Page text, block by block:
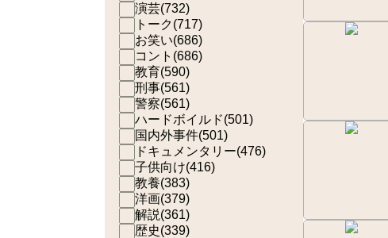
演芸(732)
トーク(717)
お笑い(686)
コント (686)
教育(590)
刑事(561)
警察(561)
ハードボイルド(501)
国内外事件(501)
ドキュメンタリー(476)
子供向け(416)
教養(383)
洋画(379)
解説(361)
歴史(339)